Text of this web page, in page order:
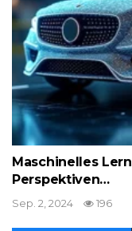
Maschinelles
Perspektiven…
Sep. 2, 2024 196